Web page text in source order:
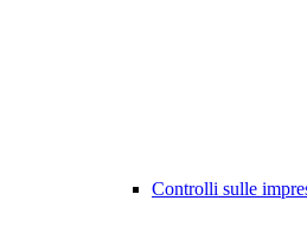
Controlli sulle